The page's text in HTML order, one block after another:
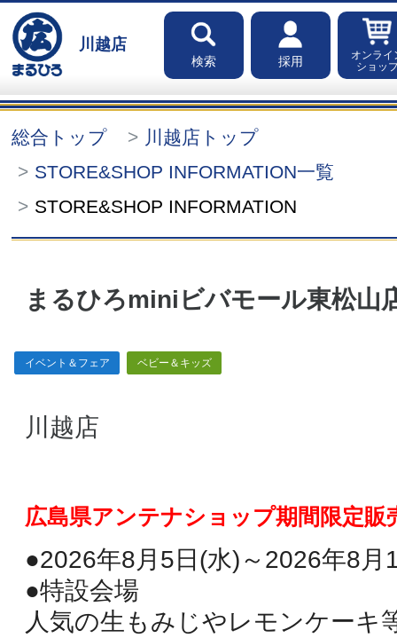
川越店
検索 採用
オンライ
ショッ
総合トップ
川越店トップ
STORE&SHOP INFORMATION一覧
STORE&SHOP INFORMATION
まるひろminiビバモール東松山
イベント＆フェア ベビー＆キッズ
川越店
広島県アンテナショップ期間限定販
●2026年8月5日(水)～2026年8月
●特設会場
人気の生もみじやレモンケーキ